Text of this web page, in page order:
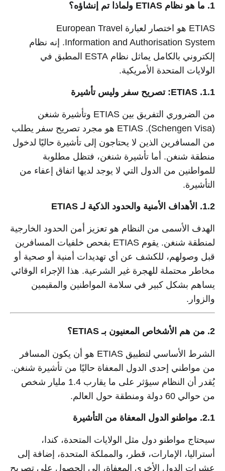
1. ما هو نظام ETIAS ولماذا تم إنشاؤه؟
ETIAS هو اختصار لعبارة European Travel
Information and Authorisation System. إنه نظام
إلكتروني بالكامل يماثل نظام ESTA المطبق في
الولايات المتحدة الأمريكية.
1.1. ETIAS: تصريح سفر وليس تأشيرة
من الضروري التفريق بين ETIAS وتأشيرة شنغن
(Schengen Visa). ETIAS هو مجرد تصريح سفر يطلب
من المسافرين الذين لا يحتاجون إلى تأشيرة حاليًا لدخول
منطقة شنغن. أما تأشيرة شنغن، فتظل مطلوبة
للمواطنين من الدول التي لا يوجد لديها اتفاق إعفاء من
التأشيرة.
1.2. الأهداف الأمنية والحدود الذكية لـ ETIAS
الهدف الأسمى من النظام هو تعزيز أمن الحدود الخارجية
لمنطقة شنغن. يقوم ETIAS بفحص خلفيات المسافرين
قبل وصولهم، للكشف عن أي تهديدات أمنية أو صحية أو
مخاطر محتملة للهجرة غير الشرعية. هذا الإجراء الوقائي
يساهم بشكل كبير في سلامة المواطنين والمقيمين
والزوار.
2. من هم الأشخاص المعنيون بـ ETIAS؟
الشرط الأساسي لتطبيق ETIAS هو أن يكون المسافر
من مواطني إحدى الدول المعفاة حاليًا من تأشيرة شنغن.
يُقدر أن النظام سيؤثر على ما يقارب 1.4 مليار شخص
من حوالي 60 دولة ومنطقة حول العالم.
2.1. مواطنو الدول المعفاة من التأشيرة
سيحتاج مواطنو دول مثل الولايات المتحدة، كندا،
أستراليا، الإمارات، قطر، والمملكة المتحدة، إضافة إلى
عشرات الدول الأخرى المعفاة، إلى الحصول على تصريح